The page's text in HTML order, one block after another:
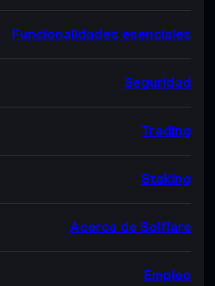
Funcionalidades esenciales
Seguridad
Trading
Staking
Acerca de Solflare
Empleo